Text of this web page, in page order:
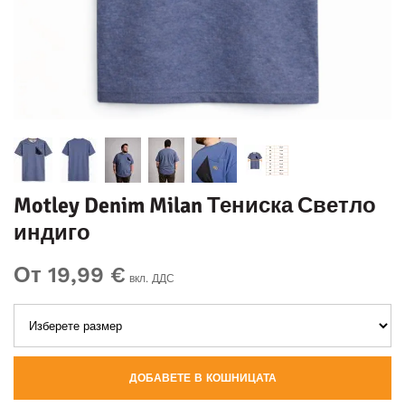
Motley Denim Milan Тениска Светло
индиго
От 19,99 € вкл. ДДС
ДОБАВЕТЕ В КОШНИЦАТА